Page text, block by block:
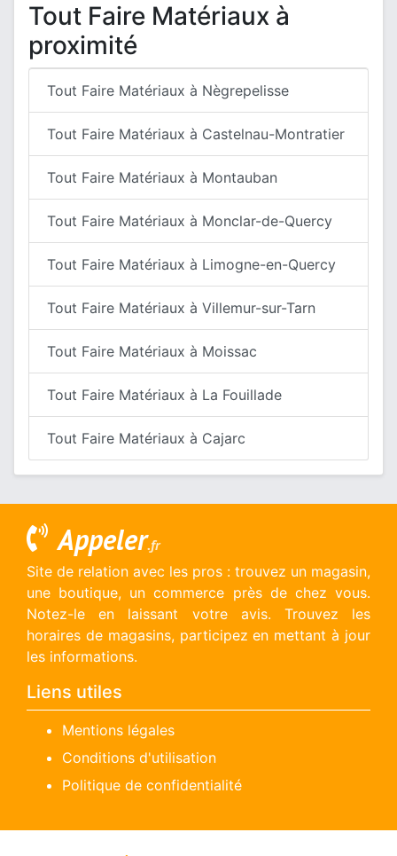
Tout Faire Matériaux à
proximité
Tout Faire Matériaux à Nègrepelisse
Tout Faire Matériaux à Castelnau-Montratier
Tout Faire Matériaux à Montauban
Tout Faire Matériaux à Monclar-de-Quercy
Tout Faire Matériaux à Limogne-en-Quercy
Tout Faire Matériaux à Villemur-sur-Tarn
Tout Faire Matériaux à Moissac
Tout Faire Matériaux à La Fouillade
Tout Faire Matériaux à Cajarc
Appeler.fr
Site de relation avec les pros : trouvez un magasin,
une boutique, un commerce près de chez vous.
Notez-le en laissant votre avis. Trouvez les
horaires de magasins, participez en mettant à jour
les informations.
Liens utiles
Mentions légales
Conditions d'utilisation
Politique de confidentialité